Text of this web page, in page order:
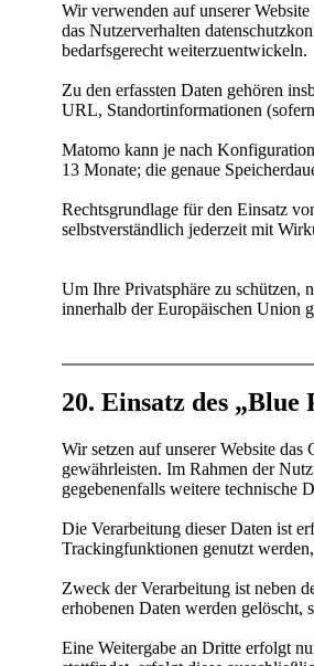
Wir verwenden auf unserer
das Nutzerverhalten
bedarfsgerecht weiterzuentwickeln.
Zu den erfassten Daten gehören
URL, Standortinformationen
Matomo kann je nach
13 Monate; die genaue
Rechtsgrundlage für den Einsatz
selbstverständlich jederzeit mit
Um Ihre Privatsphäre zu schützen,
innerhalb der Europäischen Union
20. Einsatz des
Wir setzen auf unserer Website
gewährleisten. Im Rahmen der
gegebenenfalls weitere technische
Die Verarbeitung dieser Daten ist
Trackingfunktionen genutzt
Zweck der Verarbeitung ist neben
erhobenen Daten werden gelöscht,
Eine Weitergabe an Dritte erfolgt